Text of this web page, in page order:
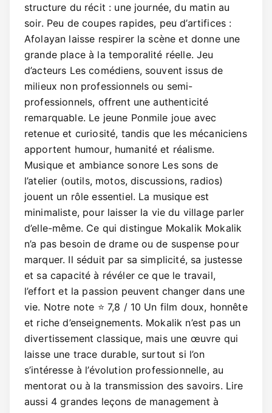
structure du récit : une journée, du matin au
soir. Peu de coupes rapides, peu d’artifices :
Afolayan laisse respirer la scène et donne une
grande place à la temporalité réelle. Jeu
d’acteurs Les comédiens, souvent issus de
milieux non professionnels ou semi-
professionnels, offrent une authenticité
remarquable. Le jeune Ponmile joue avec
retenue et curiosité, tandis que les mécaniciens
apportent humour, humanité et réalisme.
Musique et ambiance sonore Les sons de
l’atelier (outils, motos, discussions, radios)
jouent un rôle essentiel. La musique est
minimaliste, pour laisser la vie du village parler
d’elle-même. Ce qui distingue Mokalik Mokalik
n’a pas besoin de drame ou de suspense pour
marquer. Il séduit par sa simplicité, sa justesse
et sa capacité à révéler ce que le travail,
l’effort et la passion peuvent changer dans une
vie. Notre note ⭐ 7,8 / 10 Un film doux, honnête
et riche d’enseignements. Mokalik n’est pas un
divertissement classique, mais une œuvre qui
laisse une trace durable, surtout si l’on
s’intéresse à l’évolution professionnelle, au
mentorat ou à la transmission des savoirs. Lire
aussi 4 grandes leçons de management à